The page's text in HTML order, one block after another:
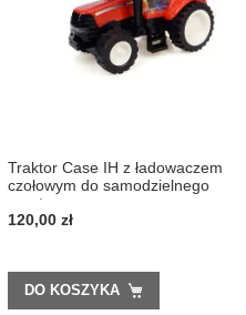
Traktor Case IH z ładowaczem
czołowym do samodzielnego
mont ...
120,00 zł
DO KOSZYKA